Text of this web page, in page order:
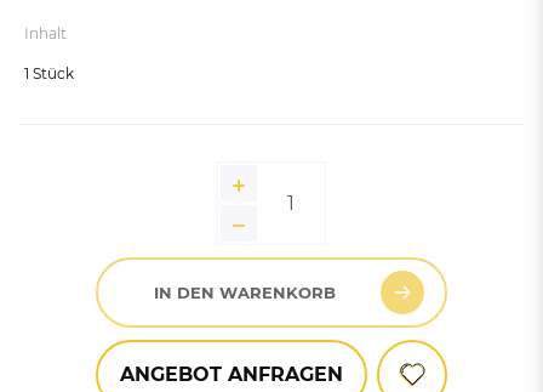
Inhalt
1 Stück
IN DEN WARENKORB
ANGEBOT ANFRAGEN